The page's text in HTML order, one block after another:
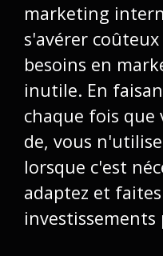
marketing
s'avérer
besoins en
inutile. En
chaque fois que
de, vous
lorsque c'est
adaptez et